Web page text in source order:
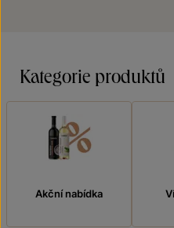
Kategorie produktů
Akční nabídka